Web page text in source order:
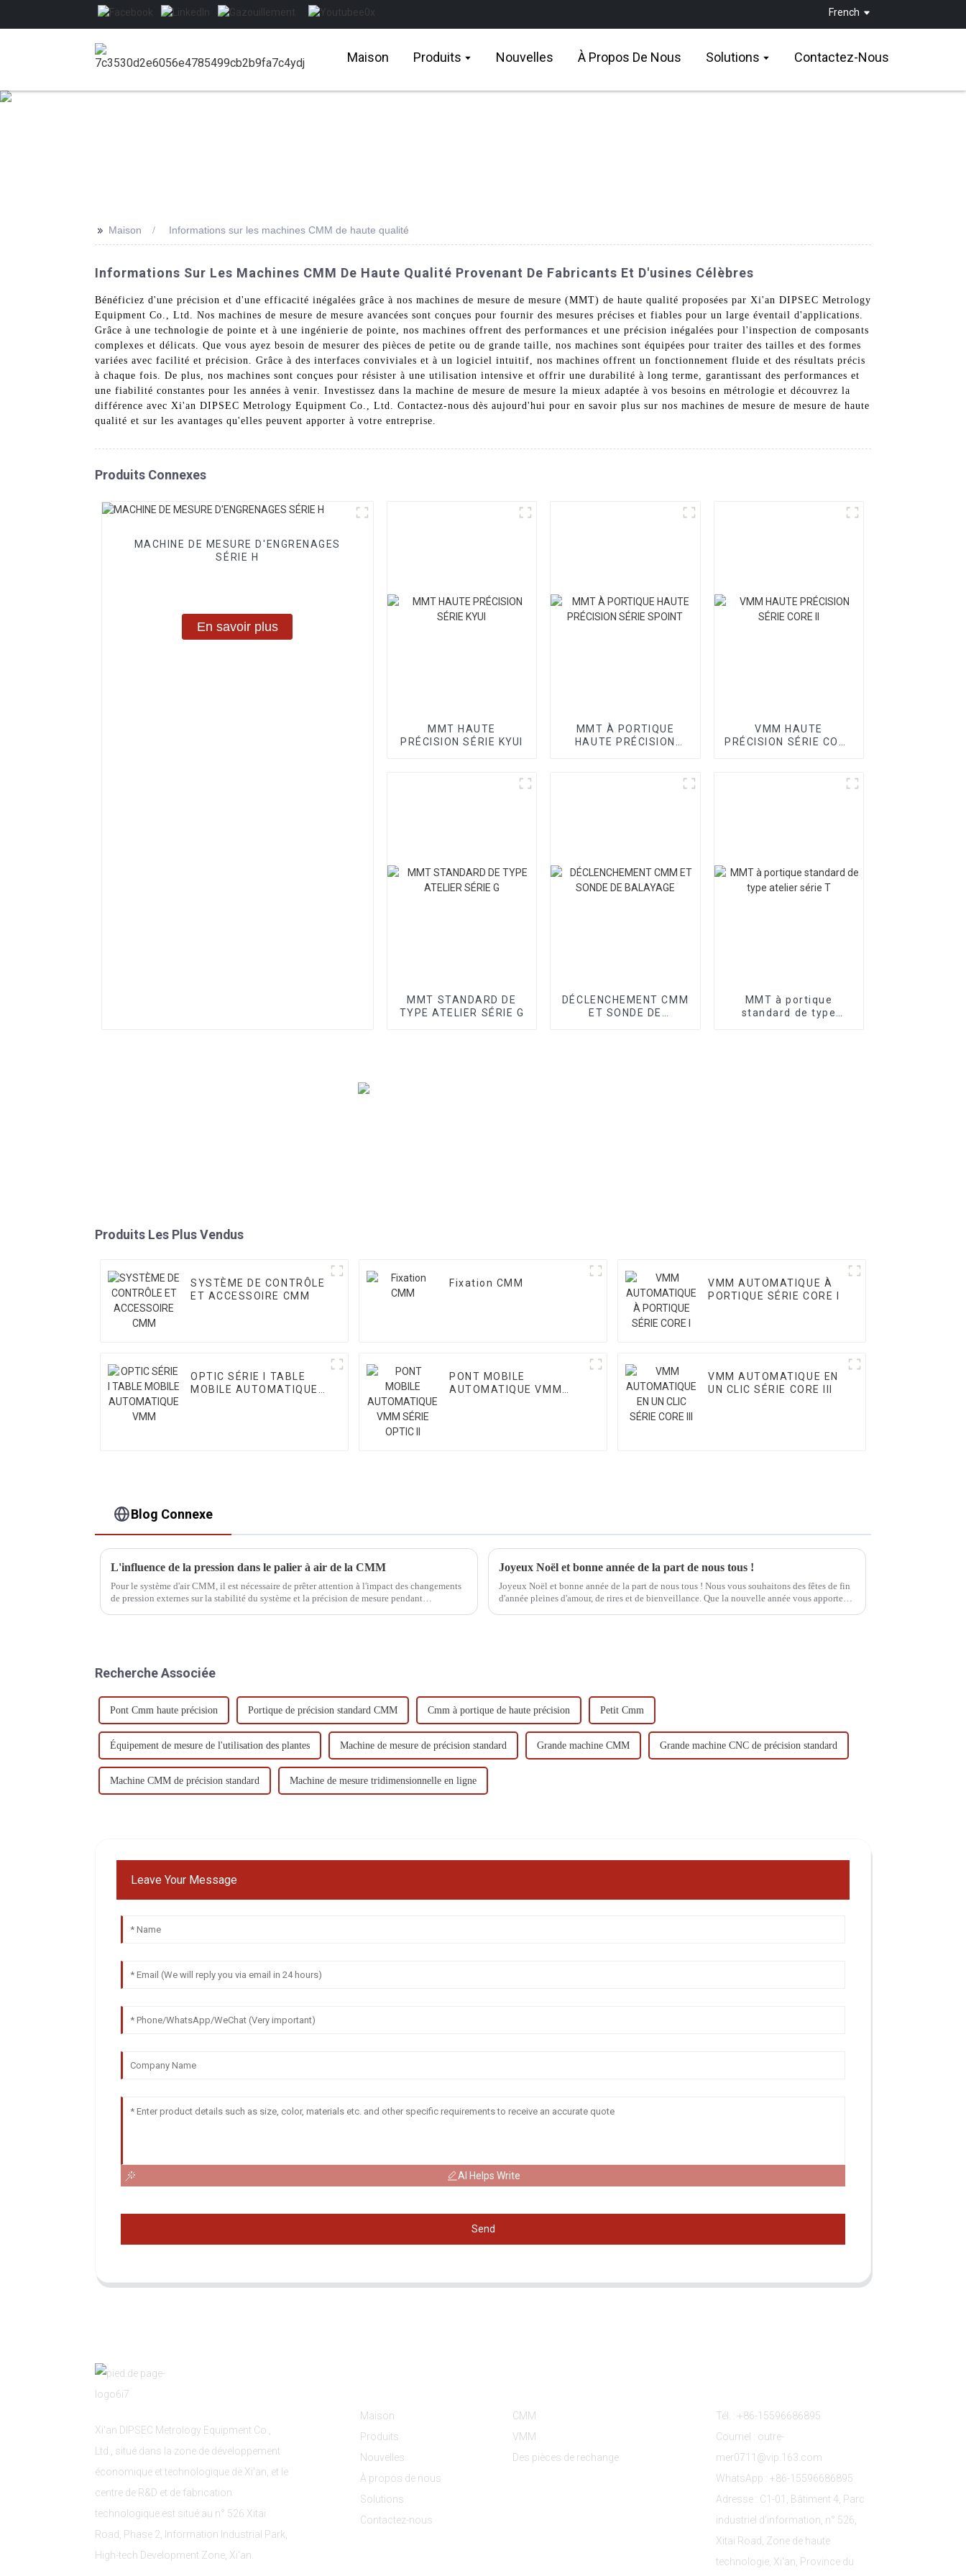
French
Maison Produits Nouvelles À Propos De Nous Solutions Contactez-Nous
>> Maison Informations sur les machines CMM de haute qualité
Informations Sur Les Machines CMM De Haute Qualité Provenant De Fabricants Et D'usines Célèbres
Bénéficiez d'une précision et d'une efficacité inégalées grâce à nos machines de mesure de mesure (MMT) de haute qualité proposées par Xi'an DIPSEC Metrology
Equipment Co., Ltd. Nos machines de mesure de mesure avancées sont conçues pour fournir des mesures précises et fiables pour un large éventail d'applications.
Grâce à une technologie de pointe et à une ingénierie de pointe, nos machines offrent des performances et une précision inégalées pour l'inspection de composants
complexes et délicats. Que vous ayez besoin de mesurer des pièces de petite ou de grande taille, nos machines sont équipées pour traiter des tailles et des formes
variées avec facilité et précision. Grâce à des interfaces conviviales et à un logiciel intuitif, nos machines offrent un fonctionnement fluide et des résultats précis
à chaque fois. De plus, nos machines sont conçues pour résister à une utilisation intensive et offrir une durabilité à long terme, garantissant des performances et
une fiabilité constantes pour les années à venir. Investissez dans la machine de mesure de mesure la mieux adaptée à vos besoins en métrologie et découvrez la
différence avec Xi'an DIPSEC Metrology Equipment Co., Ltd. Contactez-nous dès aujourd'hui pour en savoir plus sur nos machines de mesure de mesure de haute
qualité et sur les avantages qu'elles peuvent apporter à votre entreprise.
Produits Connexes
MACHINE DE MESURE D'ENGRENAGES
SÉRIE H
En savoir plus
MMT HAUTE
PRÉCISION SÉRIE KYUI
MMT À PORTIQUE
HAUTE PRÉCISION
VMM HAUTE
PRÉCISION SÉRIE CORE
MMT STANDARD DE
TYPE ATELIER SÉRIE G
DÉCLENCHEMENT CMM
ET SONDE DE
MMT à portique
standard de type
Produits Les Plus Vendus
SYSTÈME DE CONTRÔLE
ET ACCESSOIRE CMM
Fixation CMM
VMM AUTOMATIQUE À
PORTIQUE SÉRIE CORE I
OPTIC SÉRIE I TABLE
MOBILE AUTOMATIQUE
PONT MOBILE
AUTOMATIQUE VMM
VMM AUTOMATIQUE EN
UN CLIC SÉRIE CORE III
Blog Connexe
L'influence de la pression dans le palier à air de la CMM
Pour le système d'air CMM, il est nécessaire de prêter attention à l'impact des changements
de pression externes sur la stabilité du système et la précision de mesure pendant
Joyeux Noël et bonne année de la part de nous tous !
Joyeux Noël et bonne année de la part de nous tous ! Nous vous souhaitons des fêtes de fin
d'année pleines d'amour, de rires et de bienveillance. Que la nouvelle année vous apporte
Recherche Associée
Pont Cmm haute précision Portique de précision standard CMM Cmm à portique de haute précision Petit Cmm
Équipement de mesure de l'utilisation des plantes Machine de mesure de précision standard Grande machine CMM Grande machine CNC de précision standard
Machine CMM de précision standard Machine de mesure tridimensionnelle en ligne
Leave Your Message
AI Helps Write
Send
Xi'an DIPSEC Metrology Equipment Co.,
Ltd., situé dans la zone de développement
économique et technologique de Xi'an, et le
centre de R&D et de fabrication
technologique est situé au n° 526 Xitai
Road, Phase 2, Information Industrial Park,
High-tech Development Zone, Xi'an.
Maison
Produits
Nouvelles
À propos de nous
Solutions
Contactez-nous
CMM
VMM
Des pièces de rechange
Tél. : +86-15596686895
Courriel : outre-
mer0711@vip.163.com
WhatsApp : +86-15596686895
Adresse : C1-01, Bâtiment 4, Parc
industriel d'information, n° 526,
Xitai Road, Zone de haute
technologie, Xi'an, Province du